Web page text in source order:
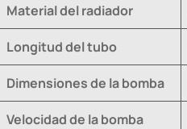
Material del radiador
Longitud del tubo
Dimensiones de la bomba
Velocidad de la bomba